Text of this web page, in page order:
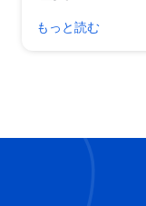
もっと読む